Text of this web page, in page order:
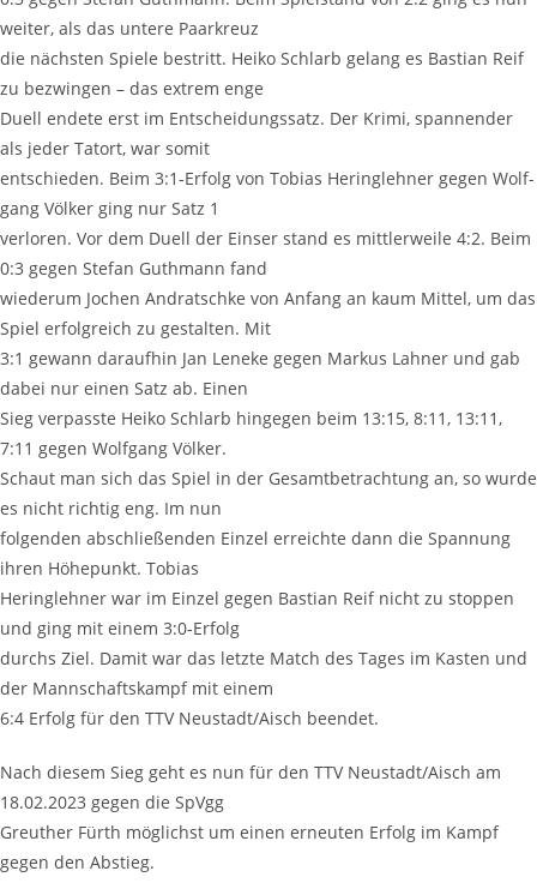
wei­ter, als das unte­re Paarkreuz
die nächs­ten Spie­le bestritt. Hei­ko Schlarb gelang es Bas­ti­an Reif
zu bezwin­gen – das extrem enge
Duell ende­te erst im Ent­schei­dungs­satz. Der Kri­mi, span­nen­der
als jeder Tat­ort, war somit
ent­schie­den. Beim 3:1‑Erfolg von Tobi­as Hering­leh­ner gegen Wolf­
gang Völ­ker ging nur Satz 1
ver­lo­ren. Vor dem Duell der Ein­ser stand es mitt­ler­wei­le 4:2. Beim
0:3 gegen Ste­fan Gut­h­mann fand
wie­der­um Jochen And­ratsch­ke von Anfang an kaum Mit­tel, um das
Spiel erfolg­reich zu gestal­ten. Mit
3:1 gewann dar­auf­hin Jan Lene­ke gegen Mar­kus Lah­ner und gab
dabei nur einen Satz ab. Einen
Sieg ver­pass­te Hei­ko Schlarb hin­ge­gen beim 13:15, 8:11, 13:11,
7:11 gegen Wolf­gang Völker.
Schaut man sich das Spiel in der Gesamt­be­trach­tung an, so wur­de
es nicht rich­tig eng. Im nun
fol­gen­den abschlie­ßen­den Ein­zel erreich­te dann die Span­nung
ihren Höhe­punkt. Tobias
Hering­leh­ner war im Ein­zel gegen Bas­ti­an Reif nicht zu stop­pen
und ging mit einem 3:0‑Erfolg
durchs Ziel. Damit war das letz­te Match des Tages im Kas­ten und
der Mann­schafts­kampf mit einem
6:4 Erfolg für den TTV Neustadt/Aisch beendet.
Nach die­sem Sieg geht es nun für den TTV Neustadt/Aisch am
18.02.2023 gegen die SpVgg
Greu­ther Fürth mög­lichst um einen erneu­ten Erfolg im Kampf
gegen den Abstieg.